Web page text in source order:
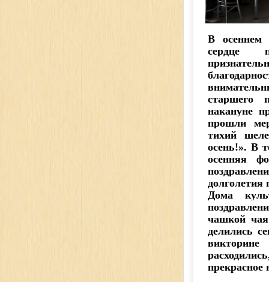
В осеннем
сердце
старшего
накануне
прошли
тихий
осень!». В
осенняя
Дома
чашкой
делились
прекрасное